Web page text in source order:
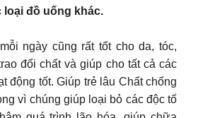
đồ uống khác.
ngày cũng rất tốt cho da, tóc,
đổi chất và giúp cho tất cả các
động tốt. Giúp trẻ lâu Chất chống
vì chúng giúp loại bỏ các độc tố